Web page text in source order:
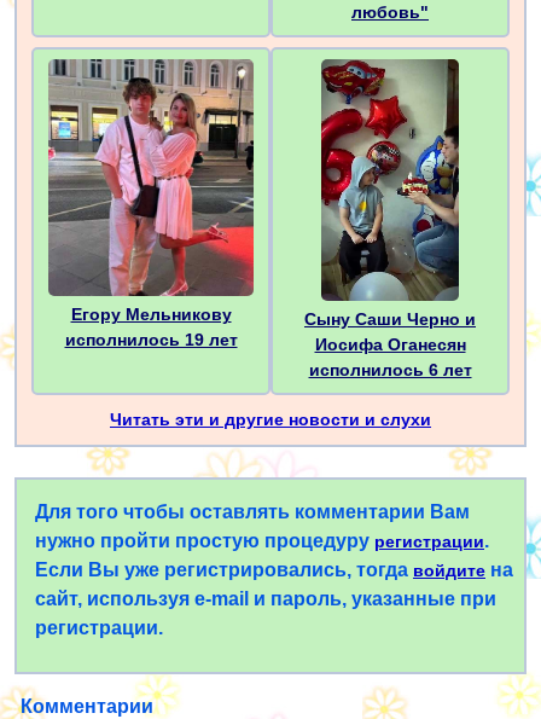
любовь"
Егору Мельникову
исполнилось 19 лет
Сыну Саши Чepнo и
Иосифа Оганесян
исполнилось 6 лет
Читать эти и другие новости и слухи
Для того чтобы оставлять комментарии Вам
нужно пройти простую процедуру регистрации.
Если Вы уже регистрировались, тогда войдите на
сайт, используя e-mail и пароль, указанные при
регистрации.
Комментарии